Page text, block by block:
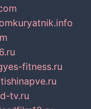
kuryatnik.info
yes-fitness.ru
tishinapve.ru
tv.ru